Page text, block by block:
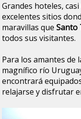
Grandes hoteles,
excelentes sitios
maravillas queSanto
todos sus visitantes.
Para los amantes de
magnífico río
encontrará
relajarse y disfrutar